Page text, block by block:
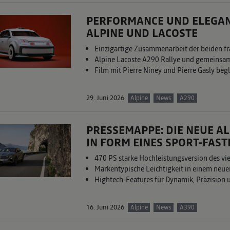
PERFORMANCE UND
ALPINE UND LACOSTE
Einzigartige Zusammenarbeit der beiden
Alpine Lacoste A290 Rallye und
Film mit Pierre Niney und Pierre Gasly
29. Juni 2026 Alpine News A290
PRESSEMAPPE: DIE NEUE
IN FORM EINES SPORT-
470 PS starke Hochleistungsversion des
Markentypische Leichtigkeit in einem
Hightech-Features für Dynamik, Präzision
16. Juni 2026 Alpine News A390